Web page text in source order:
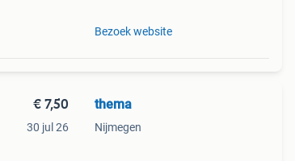
Bezoek website
€ 7,50
30 jul 26
thema
Nijmegen